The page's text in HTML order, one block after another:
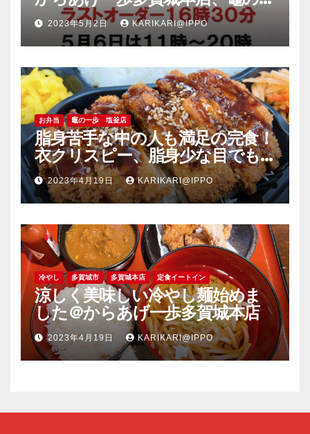
歩塩釜店
2023年5月2日 KARIKARI@IPPO
お弁当 竈の一歩 塩釜店
脂身苦手な中の人も満足の完食！
衣クリスピー、脂身少な目でも
旨い豚肉のソーストンカツ弁当
＠竈の一歩塩釜店
2023年4月19日 KARIKARI@IPPO
冷やし 多賀城市 多賀城本店 定食イートイン
涼しく美味しい冷やし麺始めま
した＠からあげ一歩多賀城本店
2023年4月19日 KARIKARI@IPPO